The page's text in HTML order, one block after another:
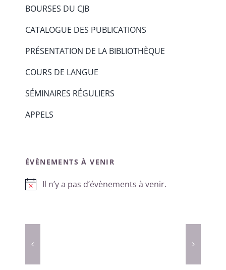
BOURSES DU CJB
CATALOGUE DES PUBLICATIONS
PRÉSENTATION DE LA BIBLIOTHÈQUE
COURS DE LANGUE
SÉMINAIRES RÉGULIERS
APPELS
ÉVÈNEMENTS À VENIR
Notice
Il n’y a pas d’évènements à venir.